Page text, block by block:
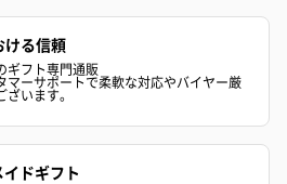
ける信頼
ギフト専門通販
マーサポートで柔軟な対応やバイヤー厳
います。
ドギフト